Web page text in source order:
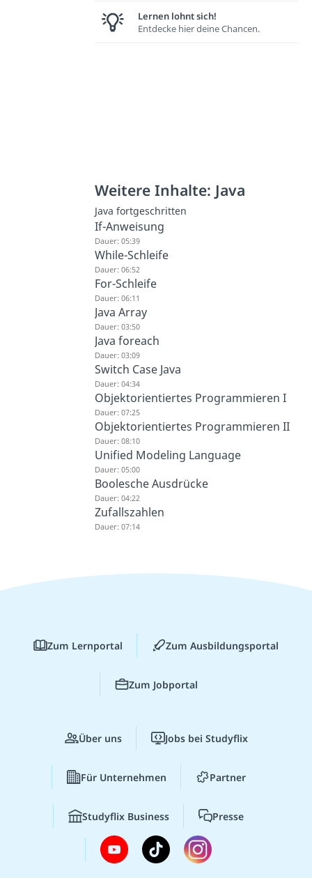
Lernen lohnt sich!
Entdecke hier deine Chancen.
Weitere Inhalte: Java
Java fortgeschritten
If-Anweisung
Dauer: 05:39
While-Schleife
Dauer: 06:52
For-Schleife
Dauer: 06:11
Java Array
Dauer: 03:50
Java foreach
Dauer: 03:09
Switch Case Java
Dauer: 04:34
Objektorientiertes Programmieren I
Dauer: 07:25
Objektorientiertes Programmieren II
Dauer: 08:10
Unified Modeling Language
Dauer: 05:00
Boolesche Ausdrücke
Dauer: 04:22
Zufallszahlen
Dauer: 07:14
Zum Lernportal Zum Ausbildungsportal
Zum Jobportal
Über uns Jobs bei Studyflix
Für Unternehmen Partner
Studyflix Business Presse